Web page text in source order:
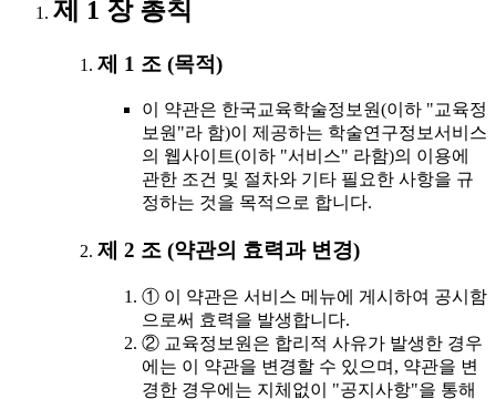
제 1 장 총칙
제 1 조 (목적)
이 약관은 한국교육학술정보원(이하 "교육정
보원"라 함)이 제공하는 학술연구정보서비스
의 웹사이트(이하 "서비스" 라함)의 이용에
관한 조건 및 절차와 기타 필요한 사항을 규
정하는 것을 목적으로 합니다.
제 2 조 (약관의 효력과 변경)
① 이 약관은 서비스 메뉴에 게시하여 공시함
으로써 효력을 발생합니다.
② 교육정보원은 합리적 사유가 발생한 경우
에는 이 약관을 변경할 수 있으며, 약관을 변
경한 경우에는 지체없이 "공지사항"을 통해